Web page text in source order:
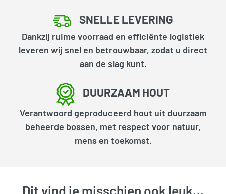
SNELLE LEVERING
Dankzij ruime voorraad en efficiënte logistiek
leveren wij snel en betrouwbaar, zodat u direct
aan de slag kunt.
DUURZAAM HOUT
Verantwoord geproduceerd hout uit duurzaam
beheerde bossen, met respect voor natuur,
mens en toekomst.
Dit vind je misschien ook leuk…